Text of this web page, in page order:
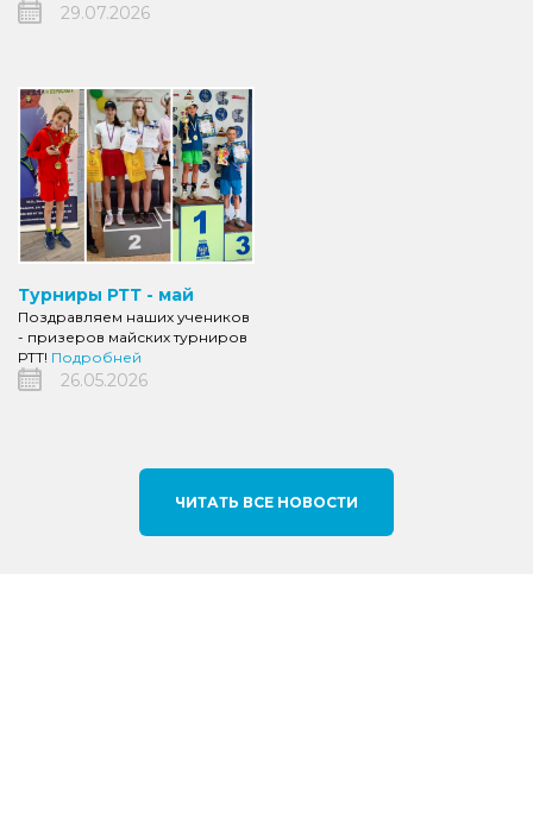
29.07.2026
Турниры РТТ - май
Поздравляем наших учеников
- призеров майских турниров
РТТ! Подробней
26.05.2026
ЧИТАТЬ ВСЕ НОВОСТИ